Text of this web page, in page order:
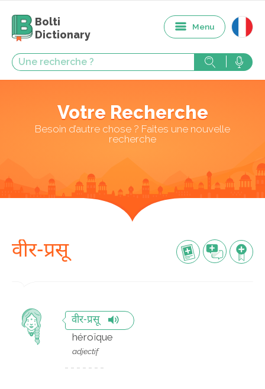
Bolti
Dictionary
Menu
Votre Recherche
Besoin d’autre chose ? Faites une nouvelle
recherche
वीर-प्रसू
वीर-प्रसू
héroïque
adjectif